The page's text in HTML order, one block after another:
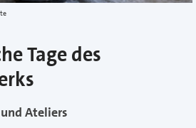
Tage des
Ateliers